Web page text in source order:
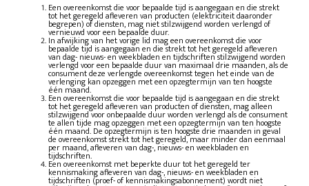
Een overeenkomst die voor bepaalde tijd is aangegaan en die strekt
tot het geregeld afleveren van producten (elektriciteit daaronder
begrepen) of diensten, mag niet stilzwijgend worden verlengd of
vernieuwd voor een bepaalde duur.
In afwijking van het vorige lid mag een overeenkomst die voor
bepaalde tijd is aangegaan en die strekt tot het geregeld afleveren
van dag- nieuws- en weekbladen en tijdschriften stilzwijgend worden
verlengd voor een bepaalde duur van maximaal drie maanden, als de
consument deze verlengde overeenkomst tegen het einde van de
verlenging kan opzeggen met een opzegtermijn van ten hoogste
één maand.
Een overeenkomst die voor bepaalde tijd is aangegaan en die strekt
tot het geregeld afleveren van producten of diensten, mag alleen
stilzwijgend voor onbepaalde duur worden verlengd als de consument
te allen tijde mag opzeggen met een opzegtermijn van ten hoogste
één maand. De opzegtermijn is ten hoogste drie maanden in geval
de overeenkomst strekt tot het geregeld, maar minder dan eenmaal
per maand, afleveren van dag-, nieuws- en weekbladen en
tijdschriften.
Een overeenkomst met beperkte duur tot het geregeld ter
kennismaking afleveren van dag-, nieuws- en weekbladen en
tijdschriften (proef- of kennismakingsabonnement) wordt niet